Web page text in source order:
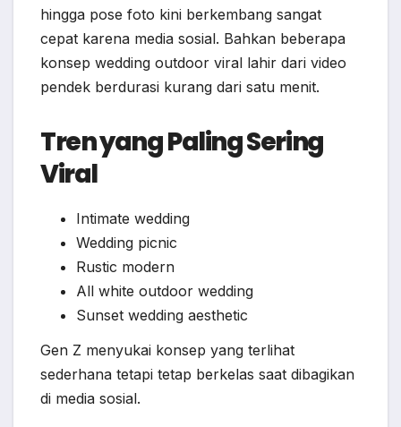
hingga pose foto kini berkembang sangat
cepat karena media sosial. Bahkan beberapa
konsep wedding outdoor viral lahir dari video
pendek berdurasi kurang dari satu menit.
Tren yang Paling Sering
Viral
Intimate wedding
Wedding picnic
Rustic modern
All white outdoor wedding
Sunset wedding aesthetic
Gen Z menyukai konsep yang terlihat
sederhana tetapi tetap berkelas saat dibagikan
di media sosial.